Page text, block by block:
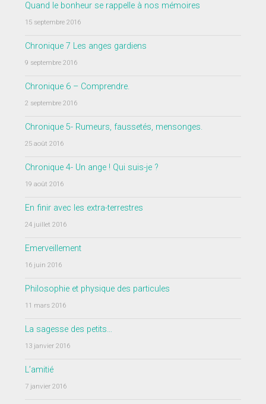
Quand le bonheur se rappelle à nos mémoires
15 septembre 2016
Chronique 7 Les anges gardiens
9 septembre 2016
Chronique 6 – Comprendre.
2 septembre 2016
Chronique 5- Rumeurs, faussetés, mensonges.
25 août 2016
Chronique 4- Un ange ! Qui suis-je ?
19 août 2016
En finir avec les extra-terrestres
24 juillet 2016
Emerveillement
16 juin 2016
Philosophie et physique des particules
11 mars 2016
La sagesse des petits…
13 janvier 2016
L’amitié
7 janvier 2016